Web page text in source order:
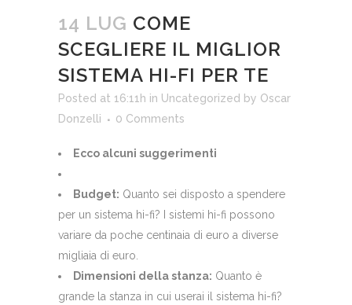
14 LUG COME
SCEGLIERE IL MIGLIOR
SISTEMA HI-FI PER TE
Posted at 16:11h in Uncategorized by Oscar
Donzelli
0 Comments
Ecco alcuni suggerimenti
Budget: Quanto sei disposto a spendere
per un sistema hi-fi? I sistemi hi-fi possono
variare da poche centinaia di euro a diverse
migliaia di euro.
Dimensioni della stanza: Quanto è
grande la stanza in cui userai il sistema hi-fi?